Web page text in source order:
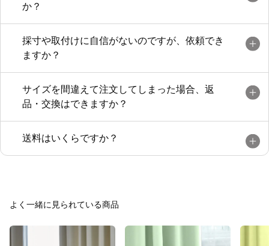
か？
採寸や取付けに自信がないのですが、依頼でき
ますか？
サイズを間違えて注文してしまった場合、返
品・交換はできますか？
送料はいくらですか？
よく一緒に見られている商品